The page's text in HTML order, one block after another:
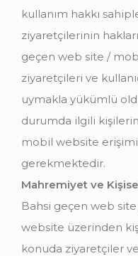
kullanım hakkı
ziyaretçilerinin
geçen web site /
ziyaretçileri ve
uymakla yükümlü
durumda ilgili
mobil website
gerekmektedir.
Mahremiyet ve
Bahsi geçen web
website üzerinden
konuda ziyaretçiler